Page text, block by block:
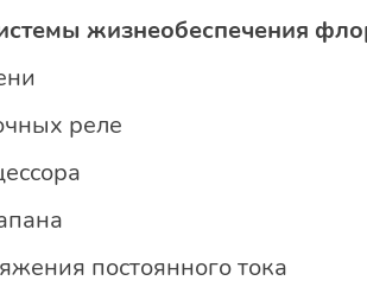
жизнеобеспечения
реле
постоянного тока